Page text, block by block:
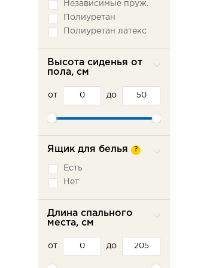
Независимые пруж.
Полиуретан
Полиуретан латекс
Высота сиденья от
пола, см
от до
Ящик для белья ?
Есть
Нет
Длина спального
места, см
от до